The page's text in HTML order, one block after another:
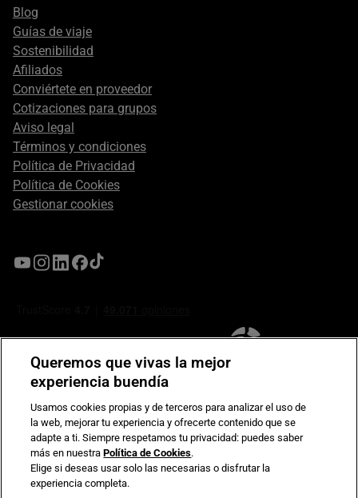
Blog
Guías de viaje
Sostenibilidad
Afiliados
Conviértete en proveedor
Cotizaciones para grupos
Aviso legal
Términos y condiciones
Política de Privacidad
Política de Cookies
Gestionar cookies
Compromiso de seguridad en pagos electrónicos
Queremos que vivas la mejor
experiencia buendía
Usamos cookies propias y de terceros para analizar el uso de
la web, mejorar tu experiencia y ofrecerte contenido que se
adapte a ti. Siempre respetamos tu privacidad: puedes saber
más en nuestraPolítica de Cookies.
Elige si deseas usar solo las necesarias o disfrutar la
experiencia completa.